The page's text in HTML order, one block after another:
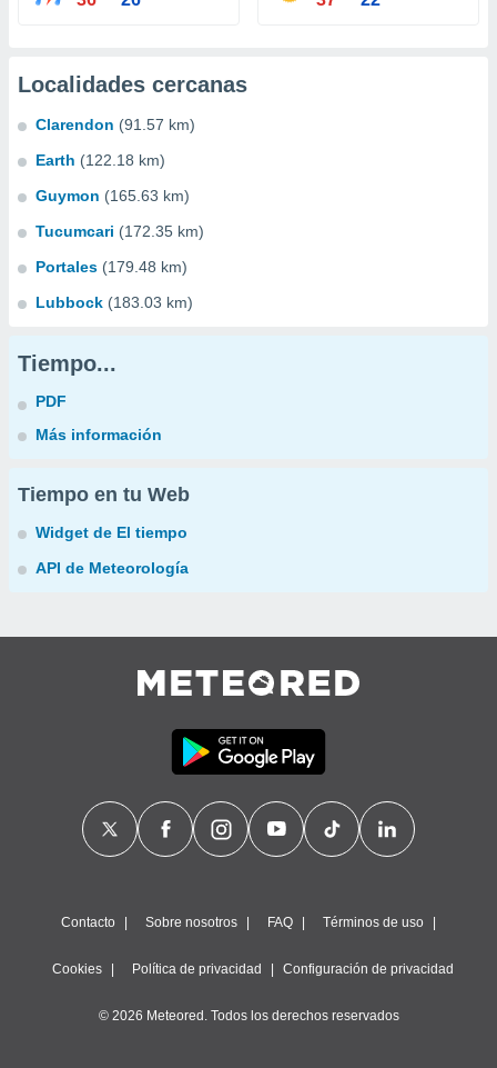
Localidades cercanas
Clarendon (91.57 km)
Earth (122.18 km)
Guymon (165.63 km)
Tucumcari (172.35 km)
Portales (179.48 km)
Lubbock (183.03 km)
Tiempo...
PDF
Más información
Tiempo en tu Web
Widget de El tiempo
API de Meteorología
Contacto Sobre nosotros FAQ Términos de uso
Cookies Política de privacidad Configuración de privacidad
© 2026 Meteored. Todos los derechos reservados